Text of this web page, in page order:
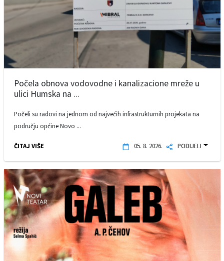
Počela obnova vodovodne i kanalizacione mreže u
ulici Humska na ...
Počeli su radovi na jednom od najvećih infrastrukturnih projekata na
području općine Novo ...
ČITAJ VIŠE 05. 8. 2026. PODIJELI